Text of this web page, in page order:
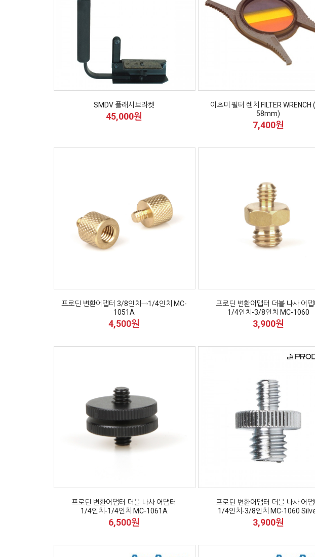
SMDV 플래시브라켓
45,000원
이츠미 필터 렌치 FILTER WRENCH
58mm)
7,400원
프로딘 변환어댑터 3/8인치→1/4인치 MC-
1051A
4,500원
프로딘 변환어댑터 더블 나사 어댑
1/4인치-3/8인치 MC-1060
3,900원
프로딘 변환어댑터 더블 나사 어댑터
1/4인치-1/4인치 MC-1061A
6,500원
프로딘 변환어댑터 더블 나사 어댑
1/4인치-3/8인치 MC-1060
3,900원